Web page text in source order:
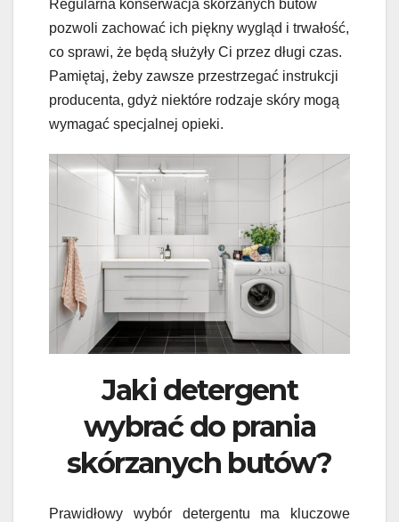
Regularna konserwacja skórzanych butów
pozwoli zachować ich piękny wygląd i trwałość,
co sprawi, że będą służyły Ci przez długi czas.
Pamiętaj, żeby zawsze przestrzegać instrukcji
producenta, gdyż niektóre rodzaje skóry mogą
wymagać specjalnej opieki.
Jaki detergent
wybrać do prania
skórzanych butów?
Prawidłowy wybór detergentu ma kluczowe